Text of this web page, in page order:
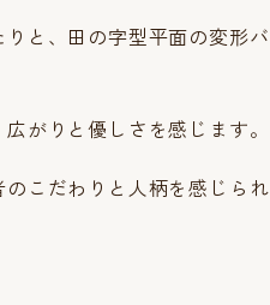
と、田の字型平面の変形バ
がりと優しさを感じます。
こだわりと人柄を感じられ